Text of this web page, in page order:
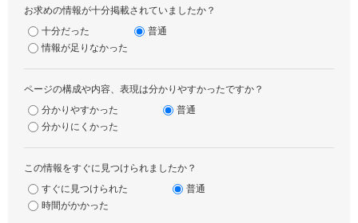
お求めの情報が十分掲載されていましたか？
十分だった
普通
情報が足りなかった
ページの構成や内容、表現は分かりやすかったですか？
分かりやすかった
普通
分かりにくかった
この情報をすぐに見つけられましたか？
すぐに見つけられた
普通
時間がかかった